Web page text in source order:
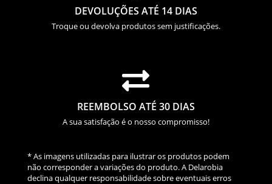
DEVOLUÇÕES ATÉ 14 DIAS
Troque ou devolva produtos sem justificações.

REEMBOLSO ATÉ 30 DIAS
A sua satisfação é o nosso compromisso!
* As imagens utilizadas para ilustrar os produtos podem
não corresponder a variações do produto. A Delarobia
declina qualquer responsabilidade sobre eventuais erros